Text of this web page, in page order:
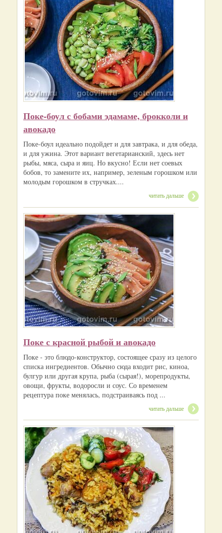
Поке-боул с бобами эдамаме, брокколи и
авокадо
Поке-боул идеально подойдет и для завтрака, и для обеда,
и для ужина. Этот вариант вегетарианский, здесь нет
рыбы, мяса, сыра и яиц. Но вкусно! Если нет соевых
бобов, то замените их, например, зеленым горошком или
молодым горошком в стручках....
читать дальше
Поке с красной рыбой и авокадо
Поке - это блюдо-конструктор, состоящее сразу из целого
списка ингредиентов. Обычно сюда входит рис, киноа,
булгур или другая крупа, рыба (сырая!), морепродукты,
овощи, фрукты, водоросли и соус. Со временем
рецептура поке менялась, подстраиваясь под ...
читать дальше